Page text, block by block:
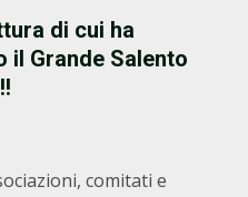
di cui ha
il Grande Salento
comitati e